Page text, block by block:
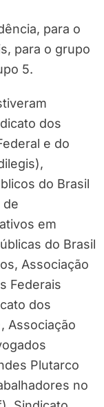
para o
para o grupo
5.
dos
e do
do Brasil
de
em
do Brasil
Associação
Federais
dos
Associação
Plutarco
no